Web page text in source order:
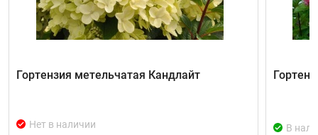
Гортензия метельчатая Кандлайт
Нет в наличии В